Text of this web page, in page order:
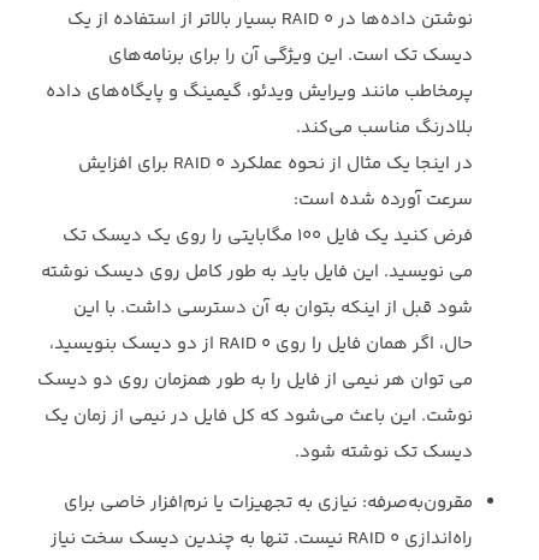
نوشتن داده‌ها در ‏RAID 0‎‏ بسیار بالاتر ‏از استفاده از یک
دیسک تک است. این ویژگی آن را برای برنامه‌های
پرمخاطب مانند ویرایش ‏ویدئو، گیمینگ و پایگاه‌های داده
بلادرنگ مناسب می‌کند.‏
در اینجا یک مثال از نحوه عملکرد ‏RAID 0‎‏ برای افزایش
سرعت آورده شده است:‏
فرض کنید یک فایل 100 مگابایتی را روی یک دیسک تک
می نویسید. این فایل باید به طور کامل روی ‏دیسک نوشته
شود قبل از اینکه بتوان به آن دسترسی داشت. با این
حال، اگر همان فایل را روی ‏RAID ‎‎0‎‏ از دو دیسک بنویسید،
می توان هر نیمی از فایل را به طور همزمان روی دو دیسک
نوشت. این باعث ‏می‌شود که کل فایل در نیمی از زمان یک
دیسک تک نوشته شود.‏
مقرون‌به‌صرفه: نیازی به تجهیزات یا نرم‌افزار خاصی برای
راه‌اندازی ‏RAID 0‎‏ نیست. تنها به ‏چندین دیسک سخت نیاز